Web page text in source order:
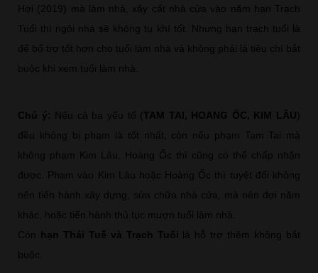
Hợi (2019) mà làm nhà, xây cất nhà cửa vào năm hạn Trạch
Tuổi thì ngôi nhà sẽ không tụ khí tốt. Nhưng hạn trạch tuổi là
để bổ trợ tốt hơn cho tuổi làm nhà và không phải là tiêu chí bắt
buộc khi xem tuổi làm nhà.
Chú ý: Nếu cả ba yếu tố ( TAM TAI, HOANG ỐC, KIM LÂU
đều không bị phạm là tốt nhất, còn nếu phạm Tam Tai mà
không phạm Kim Lâu, Hoàng Ốc thì cũng có thể chấp nhận
được. Phạm vào Kim Lâu hoặc Hoàng Ốc thì tuyệt đối không
nên tiến hành xây dựng, sửa chữa nhà cửa, mà nên đợi năm
khác, hoặc tiến hành thủ tục mượn tuổi làm nhà.
Còn hạn Thái Tuế và Trạch Tuổi là hỗ trợ thêm không bắt
buộc.